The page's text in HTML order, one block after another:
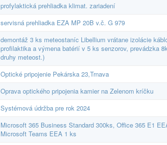
profylaktická prehliadka klimat. zariadení
servisná prehliadka EZA MP 20B v.č. G 979
demontáž 3 ks meteostaníc Libellium vrátane izolácie
profilaktika a výmena batérií v 5 ks senzorov, prevádzka
druhy meteost.)
Optické pripojenie Pekárska 23,Trnava
Oprava optického pripojenia kamier na Zelenom kríčku
Systémová údržba pre rok 2024
Microsoft 365 Business Standard 300ks, Office 365 E1
Microsoft Teams EEA 1 ks